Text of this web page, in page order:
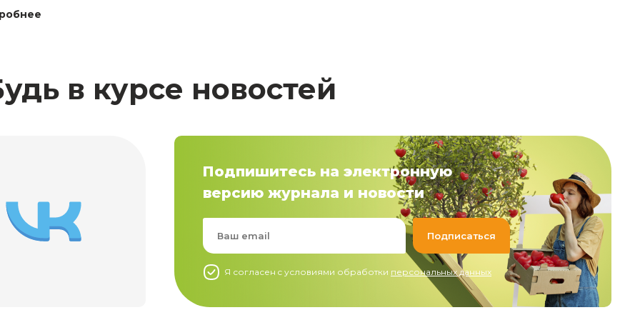
в курсе новостей
Подпишитесь на электронную
версию журнала и новости
Я согласен c условиями обработки персональных данных